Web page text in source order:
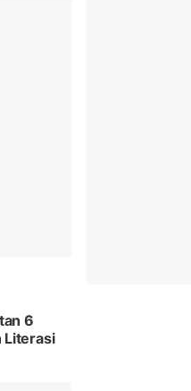
6
Literasi